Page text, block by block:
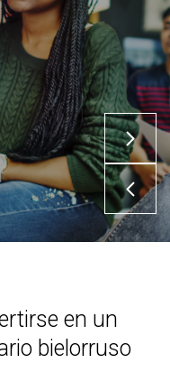
en un
bielorruso